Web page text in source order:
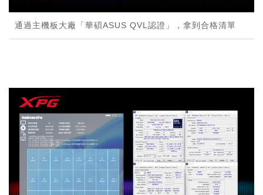
通過主機板大廠「華碩ASUS QVL認證」，拿到合格清單